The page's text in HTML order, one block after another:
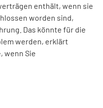
enthält, wenn sie
worden sind,
Das könnte für die
werden, erklärt
wenn Sie